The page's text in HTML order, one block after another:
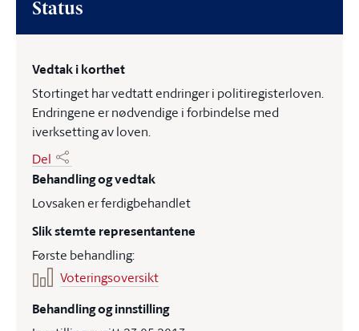
Status
Vedtak i korthet
Stortinget har vedtatt endringer i politiregisterloven.
Endringene er nødvendige i forbindelse med
iverksetting av loven.
Del
Behandling og vedtak
Lovsaken er ferdigbehandlet
Slik stemte representantene
Første behandling:
Voteringsoversikt
Behandling og innstilling